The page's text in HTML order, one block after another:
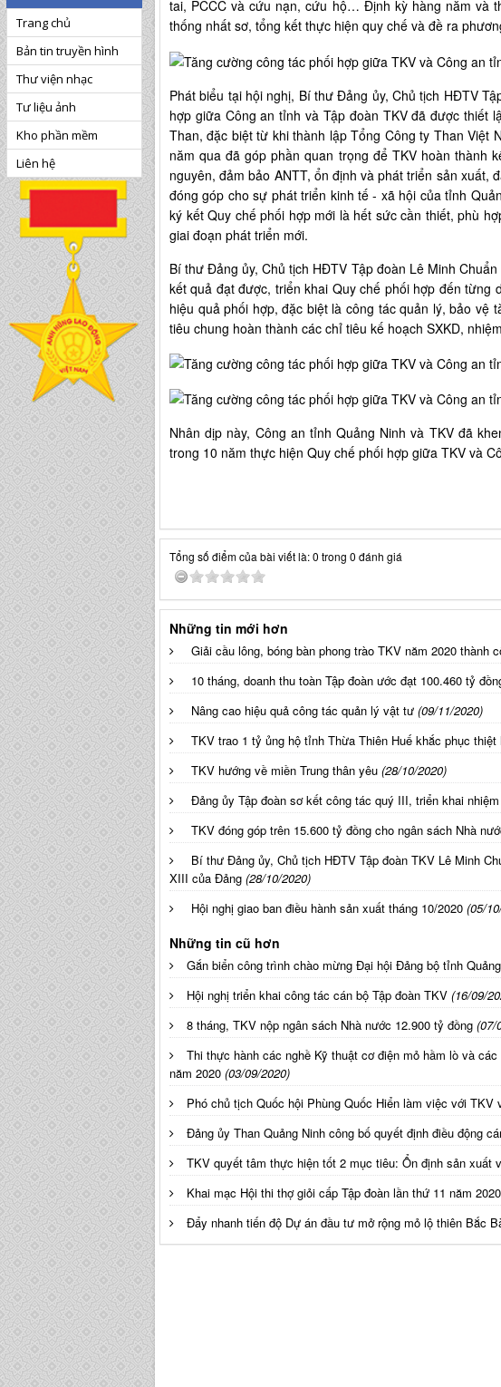
tai, PCCC và cứu nạn, cứu hộ… Định kỳ hàng năm và
thống nhất sơ, tổng kết thực hiện quy chế và đề ra
Phát biểu tại hội nghị, Bí thư Đảng ủy, Chủ tịch HĐTV
hợp giữa Công an tỉnh và Tập đoàn TKV đã được thiết
Than, đặc biệt từ khi thành lập Tổng Công ty Than Việt
năm qua đã góp phần quan trọng để TKV hoàn thành
nguyên, đảm bảo ANTT, ổn định và phát triển sản xuất,
đóng góp cho sự phát triển kinh tế - xã hội của tỉnh
ký kết Quy chế phối hợp mới là hết sức cần thiết, phù
giai đoạn phát triển mới.
Bí thư Đảng ủy, Chủ tịch HĐTV Tập đoàn Lê Minh
kết quả đạt được, triển khai Quy chế phối hợp đến từng
hiệu quả phối hợp, đặc biệt là công tác quản lý, bảo vệ
tiêu chung hoàn thành các chỉ tiêu kế hoạch SXKD,
Nhân dịp này, Công an tỉnh Quảng Ninh và TKV đã
trong 10 năm thực hiện Quy chế phối hợp giữa TKV và
Tổng số điểm của bài viết là: 0 trong 0 đánh giá
Những tin mới hơn
Giải cầu lông, bóng bàn phong trào TKV năm 2020 thành
10 tháng, doanh thu toàn Tập đoàn ước đạt 100.460 tỷ
Nâng cao hiệu quả công tác quản lý vật tư (09/11/2020)
TKV trao 1 tỷ ủng hộ tỉnh Thừa Thiên Huế khắc phục thiệt
TKV hướng về miền Trung thân yêu (28/10/2020)
Đảng ủy Tập đoàn sơ kết công tác quý III, triển khai
TKV đóng góp trên 15.600 tỷ đồng cho ngân sách Nhà
Bí thư Đảng ủy, Chủ tịch HĐTV Tập đoàn TKV Lê Minh
XIII của Đảng (28/10/2020)
Hội nghị giao ban điều hành sản xuất tháng 10/2020 (05/
Những tin cũ hơn
Gắn biển công trình chào mừng Đại hội Đảng bộ tỉnh
Hội nghị triển khai công tác cán bộ Tập đoàn TKV (16/09/
8 tháng, TKV nộp ngân sách Nhà nước 12.900 tỷ đồng (07/
Thi thực hành các nghề Kỹ thuật cơ điện mỏ hầm lò và
năm 2020 (03/09/2020)
Phó chủ tịch Quốc hội Phùng Quốc Hiển làm việc với TKV
Đảng ủy Than Quảng Ninh công bố quyết định điều động
TKV quyết tâm thực hiện tốt 2 mục tiêu: Ổn định sản xuất
Khai mạc Hội thi thợ giỏi cấp Tập đoàn lần thứ 11 năm 2020
Đẩy nhanh tiến độ Dự án đầu tư mở rộng mỏ lộ thiên Bắc
Trang chủ
Bản tin truyền hình
Thư viện nhạc
Tư liệu ảnh
Kho phần mềm
Liên hệ